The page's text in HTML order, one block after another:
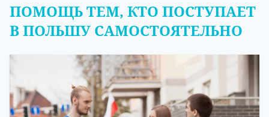
ПОМОЩЬ ТЕМ, КТО ПОСТУПАЕТ
В ПОЛЬШУ САМОСТОЯТЕЛЬНО